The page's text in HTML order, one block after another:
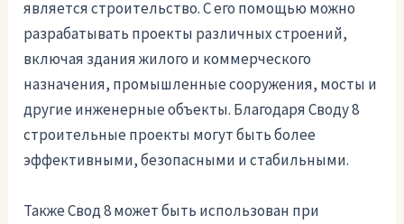
является строительство. С его помощью можно
разрабатывать проекты различных строений,
включая здания жилого и коммерческого
назначения, промышленные сооружения, мосты и
другие инженерные объекты. Благодаря Своду 8
строительные проекты могут быть более
эффективными, безопасными и стабильными.
Также Свод 8 может быть использован при